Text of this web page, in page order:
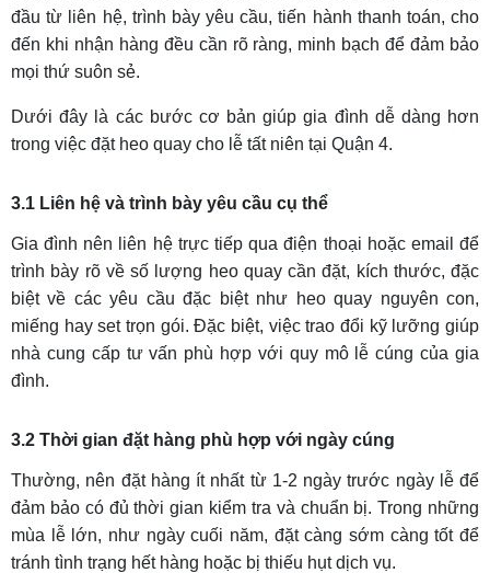
đầu từ liên hệ, trình bày yêu cầu, tiến hành thanh toán, cho
đến khi nhận hàng đều cần rõ ràng, minh bạch để đảm bảo
mọi thứ suôn sẻ.
Dưới đây là các bước cơ bản giúp gia đình dễ dàng hơn
trong việc đặt heo quay cho lễ tất niên tại Quận 4.
3.1 Liên hệ và trình bày yêu cầu cụ thể
Gia đình nên liên hệ trực tiếp qua điện thoại hoặc email để
trình bày rõ về số lượng heo quay cần đặt, kích thước, đặc
biệt về các yêu cầu đặc biệt như heo quay nguyên con,
miếng hay set trọn gói. Đặc biệt, việc trao đổi kỹ lưỡng giúp
nhà cung cấp tư vấn phù hợp với quy mô lễ cúng của gia
đình.
3.2 Thời gian đặt hàng phù hợp với ngày cúng
Thường, nên đặt hàng ít nhất từ 1-2 ngày trước ngày lễ để
đảm bảo có đủ thời gian kiểm tra và chuẩn bị. Trong những
mùa lễ lớn, như ngày cuối năm, đặt càng sớm càng tốt để
tránh tình trạng hết hàng hoặc bị thiếu hụt dịch vụ.